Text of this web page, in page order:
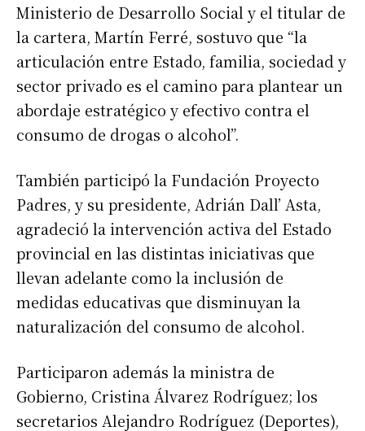
Ministerio de Desarrollo Social y el titular de
la cartera, Martín Ferré, sostuvo que “la
articulación entre Estado, familia, sociedad y
sector privado es el camino para plantear un
abordaje estratégico y efectivo contra el
consumo de drogas o alcohol”.
También participó la Fundación Proyecto
Padres, y su presidente, Adrián Dall’ Asta,
agradeció la intervención activa del Estado
provincial en las distintas iniciativas que
llevan adelante como la inclusión de
medidas educativas que disminuyan la
naturalización del consumo de alcohol.
Participaron además la ministra de
Gobierno, Cristina Álvarez Rodríguez; los
secretarios Alejandro Rodríguez (Deportes),